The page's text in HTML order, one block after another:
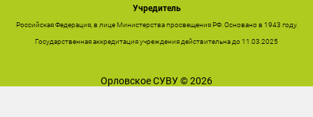
Учредитель
Российская Федерация, в лице Министерства просвещения РФ. Основано в 1943 году.
Государственная аккредитация учреждения действительна до 11.03.2025
Орловское СУВУ © 2026